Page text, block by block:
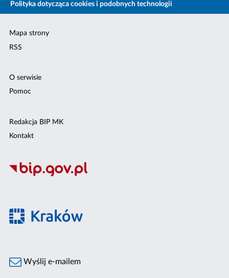
Polityka dotycząca cookies i podobnych technologii
Mapa strony
RSS
O serwisie
Pomoc
Redakcja BIP MK
Kontakt
Wyślij e-mailem